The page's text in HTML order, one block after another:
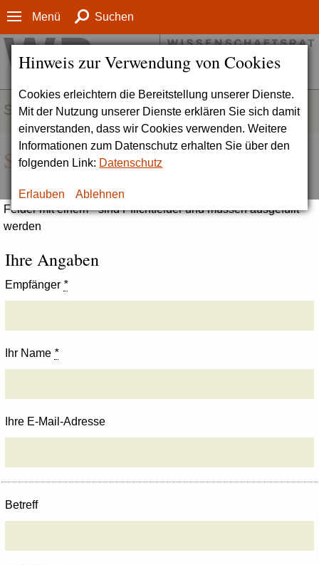
Hinweis zur Verwendung von Cookies
Cookies erleichtern die Bereitstellung unserer Dienste.
Mit der Nutzung unserer Dienste erklären Sie sich damit
einverstanden, dass wir Cookies verwenden. Weitere
Informationen zum Datenschutz erhalten Sie über den
folgenden Link: Datenschutz
Erlauben Ablehnen
Menü Suchen
SERVICE
Seite empfehlen
Felder mit einem * sind Pflichtfelder und müssen ausgefüllt
werden
Ihre Angaben
Empfänger *
Ihr Name *
Ihre E-Mail-Adresse
Betreff